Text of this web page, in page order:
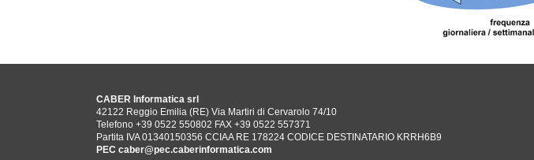
CABER Informatica srl
42122 Reggio Emilia (RE) Via Martiri di Cervarolo 74/10
Telefono +39 0522 550802 FAX +39 0522 557371
Partita IVA 01340150356 CCIAA RE 178224 CODICE DESTINATARIO KRRH6B9
PEC caber@pec.caberinformatica.com